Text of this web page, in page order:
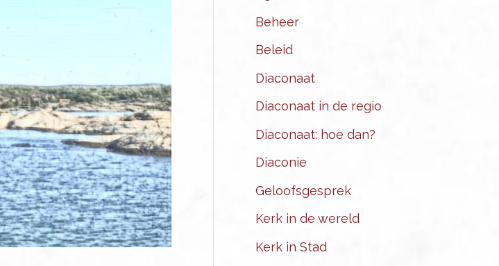
Beheer
Beleid
Diaconaat
Diaconaat in de regio
Diaconaat: hoe dan?
Diaconie
Geloofsgesprek
Kerk in de wereld
Kerk in Stad